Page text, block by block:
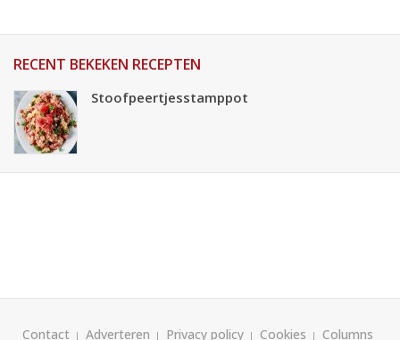
RECENT BEKEKEN RECEPTEN
Stoofpeertjesstamppot
Contact Adverteren Privacy policy Cookies Columns